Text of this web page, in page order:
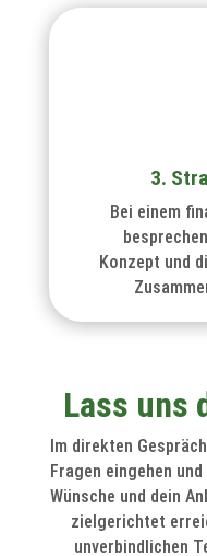
3.
Bei einem
Konzept und
Lass uns
Im direkten
Fragen eingehen
Wünsche und dein
zielgerichtet
unverbindlichen